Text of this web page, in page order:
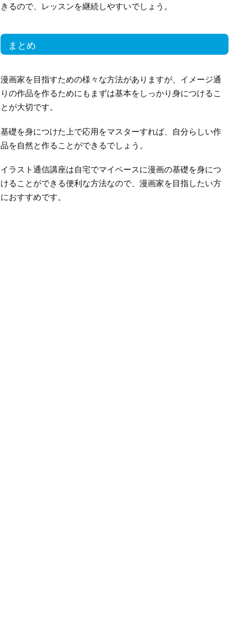
きるので、レッスンを継続しやすいでしょう。
まとめ
漫画家を目指すための様々な方法がありますが、イメージ通
りの作品を作るためにもまずは基本をしっかり身につけるこ
とが大切です。
基礎を身につけた上で応用をマスターすれば、自分らしい作
品を自然と作ることができるでしょう。
イラスト通信講座は自宅でマイペースに漫画の基礎を身につ
けることができる便利な方法なので、漫画家を目指したい方
におすすめです。